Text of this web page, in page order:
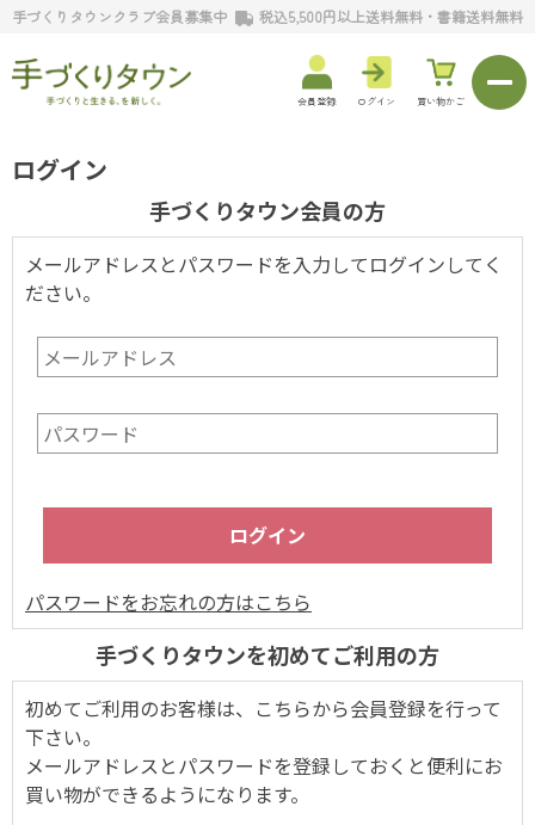
手づくりタウンクラブ会員募集中 税込5,500円以上送料無料・書籍送料無料
会員登録 ログイン 買い物かご
ログイン
手づくりタウン会員の方
メールアドレスとパスワードを入力してログインしてく
ださい。
パスワードをお忘れの方はこちら
手づくりタウンを初めてご利用の方
初めてご利用のお客様は、こちらから会員登録を行って
下さい。
メールアドレスとパスワードを登録しておくと便利にお
買い物ができるようになります。